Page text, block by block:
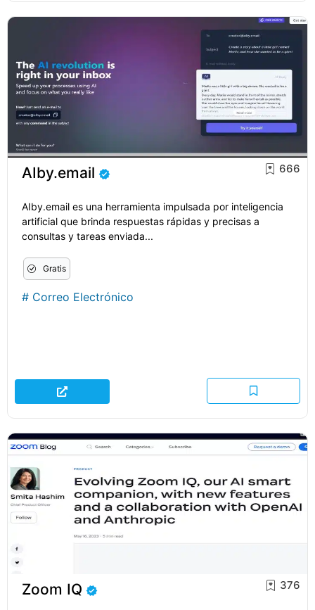
AIby.email 666
AIby.email es una herramienta impulsada por inteligencia
artificial que brinda respuestas rápidas y precisas a
consultas y tareas enviada...
Gratis
# Correo Electrónico
Zoom IQ 376